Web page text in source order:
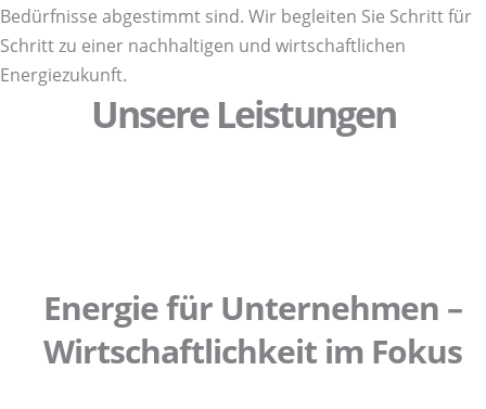
Bedürfnisse abgestimmt sind. Wir begleiten Sie Schritt für
Schritt zu einer nachhaltigen und wirtschaftlichen
Energiezukunft.
Unsere Leistungen
Energie für Unternehmen –
Wirtschaftlichkeit im Fokus